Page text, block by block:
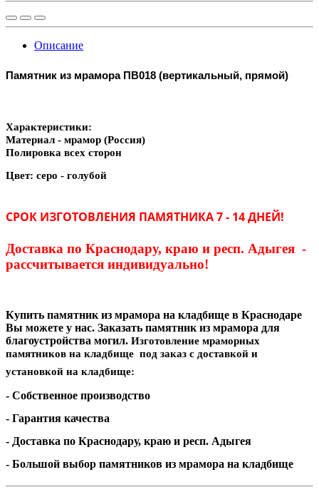
Описание
Памятник из мрамора ПВ018 (вертикальный, прямой)
Характеристики:
Материал - мрамор (Россия)
Полировка всех сторон
Цвет: серо - голубой
СРОК ИЗГОТОВЛЕНИЯ ПАМЯТНИКА 7 - 14 ДНЕЙ!
Доставка по Краснодару, краю и респ. Адыгея -
рассчитывается индивидуально!
Купить памятник из мрамора на кладбище в Краснодаре
Вы можете у нас. Заказать памятник из мрамора для
благоустройства могил. Изготовление мраморных
памятников на кладбище под заказ с доставкой и
установкой на кладбище:
- Собственное производство
- Гарантия качества
- Доставка по Краснодару, краю и респ. Адыгея
- Большой выбор памятников из мрамора на кладбище